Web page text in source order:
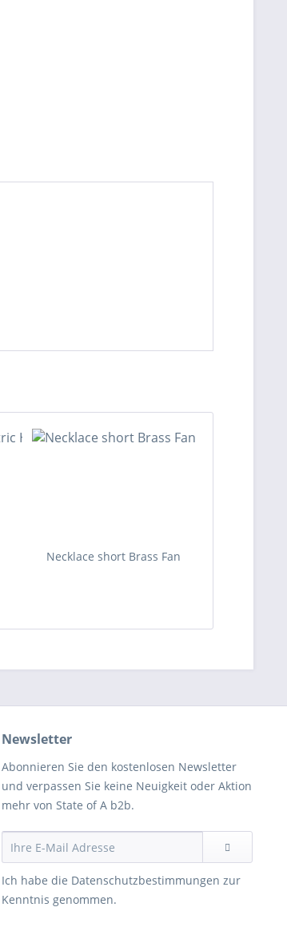
Necklace short Brass Fan
Newsletter
Abonnieren Sie den kostenlosen Newsletter
und verpassen Sie keine Neuigkeit oder Aktion
mehr von State of A b2b.
Ich habe die Datenschutzbestimmungen zur
Kenntnis genommen.